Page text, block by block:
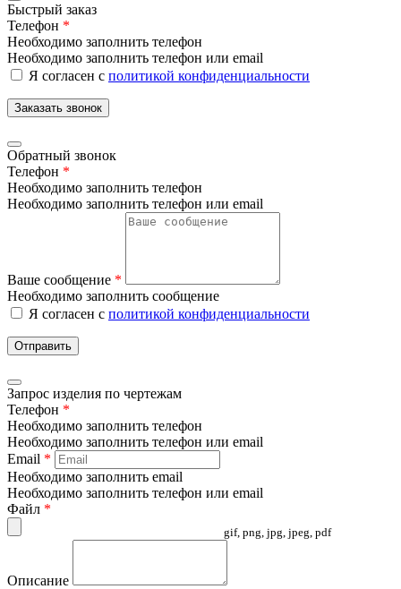
Быстрый заказ
Телефон *
Необходимо заполнить телефон
Необходимо заполнить телефон или email
Я согласен с политикой конфиденциальности
Заказать звонок
Обратный звонок
Телефон *
Необходимо заполнить телефон
Необходимо заполнить телефон или email
Ваше сообщение *
Необходимо заполнить сообщение
Я согласен с политикой конфиденциальности
Отправить
Запрос изделия по чертежам
Телефон *
Необходимо заполнить телефон
Необходимо заполнить телефон или email
Email *
Необходимо заполнить email
Необходимо заполнить телефон или email
Файл *
gif, png, jpg, jpeg, pdf
Описание